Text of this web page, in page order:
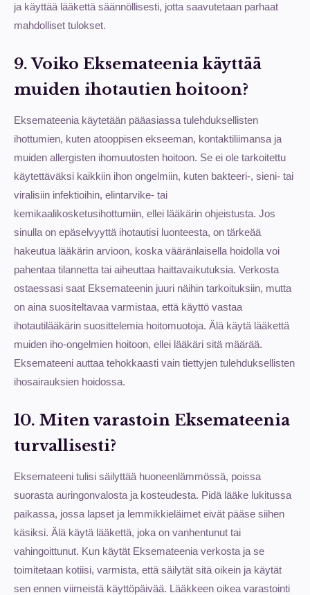
ja käyttää lääkettä säännöllisesti, jotta saavutetaan parhaat
mahdolliset tulokset.
9. Voiko Eksemateenia käyttää
muiden ihotautien hoitoon?
Eksemateenia käytetään pääasiassa tulehduksellisten
ihottumien, kuten atooppisen ekseeman, kontaktiliimansa ja
muiden allergisten ihomuutosten hoitoon. Se ei ole tarkoitettu
käytettäväksi kaikkiin ihon ongelmiin, kuten bakteeri-, sieni- tai
viralisiin infektioihin, elintarvike- tai
kemikaalikosketusihottumiin, ellei lääkärin ohjeistusta. Jos
sinulla on epäselvyyttä ihotautisi luonteesta, on tärkeää
hakeutua lääkärin arvioon, koska vääränlaisella hoidolla voi
pahentaa tilannetta tai aiheuttaa haittavaikutuksia. Verkosta
ostaessasi saat Eksemateenin juuri näihin tarkoituksiin, mutta
on aina suositeltavaa varmistaa, että käyttö vastaa
ihotautilääkärin suosittelemia hoitomuotoja. Älä käytä lääkettä
muiden iho-ongelmien hoitoon, ellei lääkäri sitä määrää.
Eksemateeni auttaa tehokkaasti vain tiettyjen tulehduksellisten
ihosairauksien hoidossa.
10. Miten varastoin Eksemateenia
turvallisesti?
Eksemateeni tulisi säilyttää huoneenlämmössä, poissa
suorasta auringonvalosta ja kosteudesta. Pidä lääke lukitussa
paikassa, jossa lapset ja lemmikkieläimet eivät pääse siihen
käsiksi. Älä käytä lääkettä, joka on vanhentunut tai
vahingoittunut. Kun käytät Eksemateenia verkosta ja se
toimitetaan kotiisi, varmista, että säilytät sitä oikein ja käytät
sen ennen viimeistä käyttöpäivää. Lääkkeen oikea varastointi